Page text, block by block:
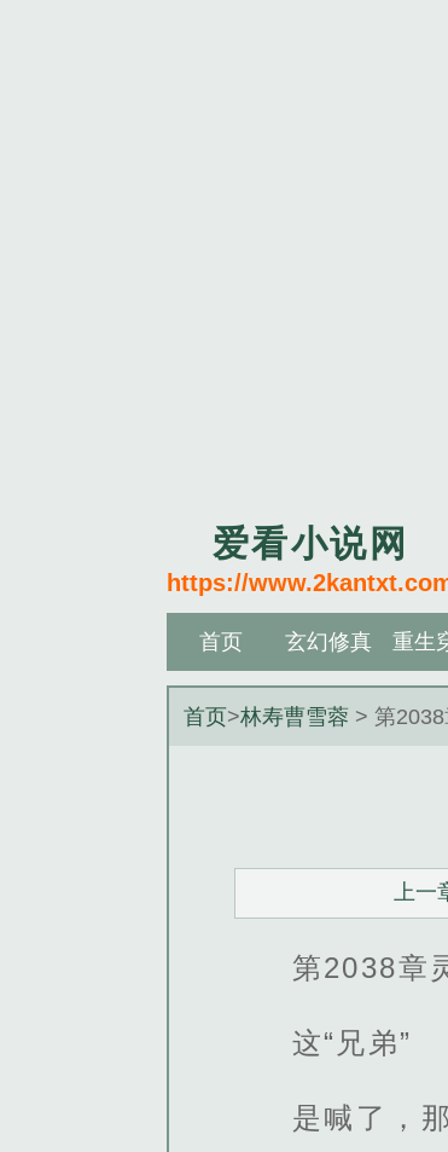
爱看小说网
https://
首页 玄幻修真 重生
首页>林寿曹雪蓉 > 第
上一
第2038章
这“兄弟”
是喊了，